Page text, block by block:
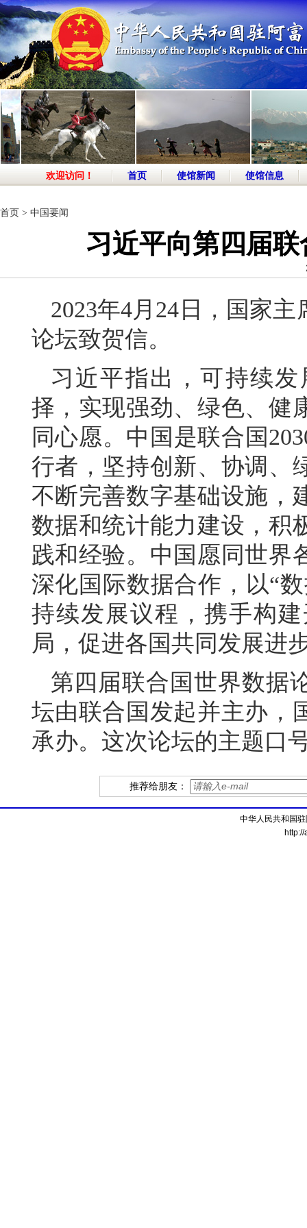
欢迎访问！ 首页 使馆新闻 使馆信息
首页 > 中国要闻
习近平向第四届
2023年4月24日，国家
论坛致贺信。
习近平指出，可持续
择，实现强劲、绿色、健
同心愿。中国是联合国
行者，坚持创新、协调、
不断完善数字基础设施，
数据和统计能力建设，积
践和经验。中国愿同世界
深化国际数据合作，以“
持续发展议程，携手构
局，促进各国共同发展进
第四届联合国世界数据
坛由联合国发起并主办，
承办。这次论坛的主题口
推荐给朋友：
中华人民共和国